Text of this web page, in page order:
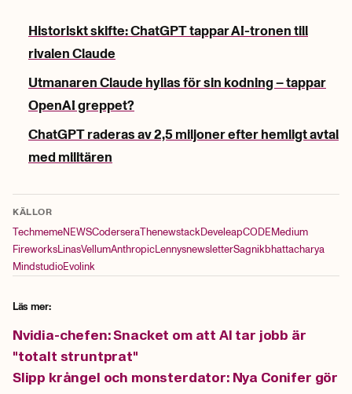
Historiskt skifte: ChatGPT tappar AI-tronen till
rivalen Claude
Utmanaren Claude hyllas för sin kodning – tappar
OpenAI greppet?
ChatGPT raderas av 2,5 miljoner efter hemligt avtal
med militären
KÄLLOR
TechmemeNEWSCoderseraThenewstack DeveleapCODE Medium
Fireworks LinasVellumAnthropic LennysnewsletterSagnikbhattacharya
MindstudioEvolink
Läs mer:
Nvidia-chefen: Snacket om att AI tar jobb är
"totalt struntprat"
Slipp krångel och monsterdator: Nya Conifer gör